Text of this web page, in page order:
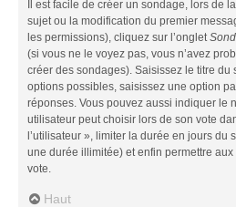
Il est facile de créer un sondage, lors de
sujet ou la modification du premier
les permissions), cliquez sur l’onglet
(si vous ne le voyez pas, vous n’avez
créer des sondages). Saisissez le titre du
options possibles, saisissez une option
réponses. Vous pouvez aussi indiquer le
utilisateur peut choisir lors de son vote
l’utilisateur », limiter la durée en jours du
une durée illimitée) et enfin permettre
vote.
Haut